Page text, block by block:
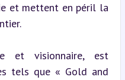
et mettent en péril la
et visionnaire, est
tels que « Gold and